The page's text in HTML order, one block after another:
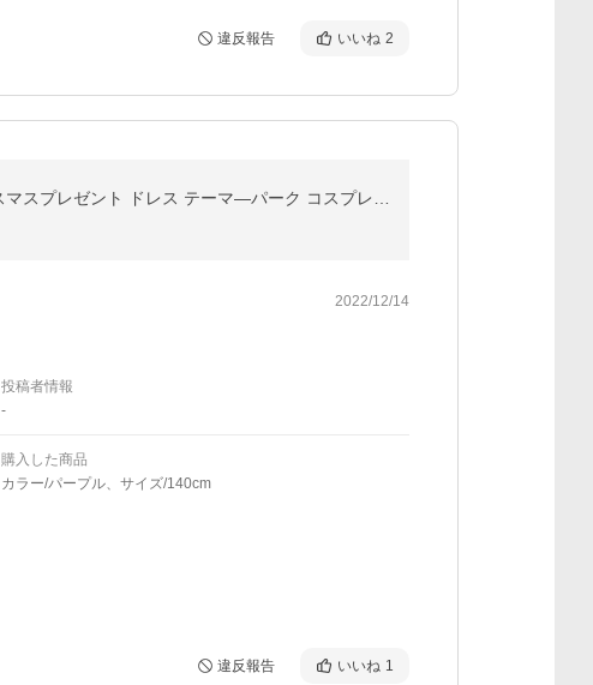
違反報告 いいね 2
2022/12/14
投稿者情報
-
購入した商品
カラー/パープル、サイズ/140cm
違反報告 いいね 1